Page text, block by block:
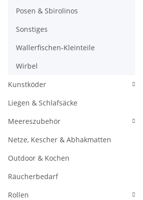
Posen & Sbirolinos
Sonstiges
Wallerfischen-Kleinteile
Wirbel
Kunstköder
Liegen & Schlafsäcke
Meereszubehör
Netze, Kescher & Abhakmatten
Outdoor & Kochen
Räucherbedarf
Rollen